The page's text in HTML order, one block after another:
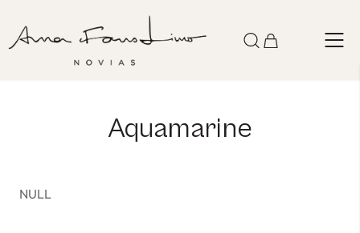
content
Open
Aquamarine
NULL